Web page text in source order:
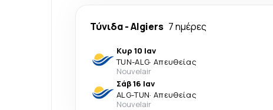
Τύνιδα-Algiers 7 ημέρες
Κυρ 10 Ιαν
TUN-ALG· Απευθείας
Nouvelair
Σάβ 16 Ιαν
ALG-TUN· Απευθείας
Nouvelair